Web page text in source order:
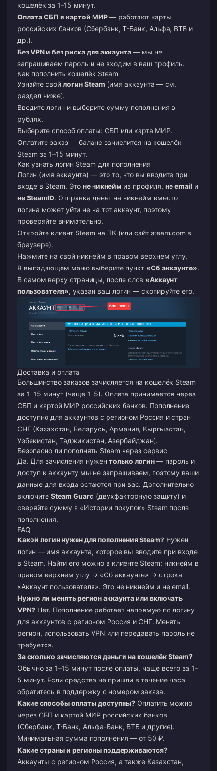
кошелёк за 1–15 минут.
Оплата СБП и картой МИР — работают карты
российских банков (Сбербанк, Т-Банк, Альфа, ВТБ и
др.).
Без VPN и без риска для аккаунта — мы не
запрашиваем пароль и не входим в ваш профиль.
Как пополнить кошелёк Steam
Узнайте свой логин Steam (имя аккаунта — см.
раздел ниже).
Введите логин и выберите сумму пополнения в
рублях.
Выберите способ оплаты: СБП или карта МИР.
Оплатите заказ — баланс зачислится на кошелёк
Steam за 1–15 минут.
Как узнать логин Steam для пополнения
Логин (имя аккаунта) — это то, что вы вводите при
входе в Steam. Это не никнейм из профиля, не email и
не SteamID. Отправка денег на никнейм вместо
логина может уйти не на тот аккаунт, поэтому
проверяйте внимательно.
Откройте клиент Steam на ПК (или сайт steam.com в
браузере).
Нажмите на свой никнейм в правом верхнем углу.
В выпадающем меню выберите пункт «Об аккаунте».
В самом верху страницы, после слов «Аккаунт
пользователя», указан ваш логин — скопируйте его.
Доставка и оплата
Большинство заказов зачисляется на кошелёк Steam
за 1–15 минут (чаще 1–5). Оплата принимается через
СБП и картой МИР российских банков. Пополнение
доступно для аккаунтов с регионом Россия и стран
СНГ (Казахстан, Беларусь, Армения, Кыргызстан,
Узбекистан, Таджикистан, Азербайджан).
Безопасно ли пополнять Steam через сервис
Да. Для зачисления нужен только логин — пароль и
доступ к аккаунту мы не запрашиваем, поэтому ваши
данные для входа остаются при вас. Дополнительно
включите Steam Guard (двухфакторную защиту) и
сверяйте сумму в «Истории покупок» Steam после
пополнения.
FAQ
Какой логин нужен для пополнения Steam? Нужен
логин — имя аккаунта, которое вы вводите при входе
в Steam. Найти его можно в клиенте Steam: никнейм в
правом верхнем углу → «Об аккаунте» → строка
«Аккаунт пользователя». Это не никнейм и не email.
Нужно ли менять регион аккаунта или включать
VPN? Нет. Пополнение работает напрямую по логину
для аккаунтов с регионом Россия и СНГ. Менять
регион, использовать VPN или передавать пароль не
требуется.
За сколько зачисляются деньги на кошелёк Steam?
Обычно за 1–15 минут после оплаты, чаще всего за 1–
5 минут. Если средства не пришли в течение часа,
обратитесь в поддержку с номером заказа.
Какие способы оплаты доступны? Оплатить можно
через СБП и картой МИР российских банков
(Сбербанк, Т-Банк, Альфа-Банк, ВТБ и другие).
Минимальная сумма пополнения — от 50 ₽.
Какие страны и регионы поддерживаются?
Аккаунты с регионом Россия, а также Казахстан,